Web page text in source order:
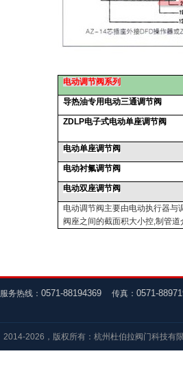
电动调节阀系列
导热油专用电动三通调节阀
ZDLP电子式电动单座调节阀
电动单座调节阀
电动衬氟调节阀
电动双座调节阀
电动调节阀主要由电动执行器与
阀座之间的截面积大小控,制管道
服务热线： 0571-88194369 传真： 0571-
2014-2026，版权所有：杭州杜伯拉阀门科技有